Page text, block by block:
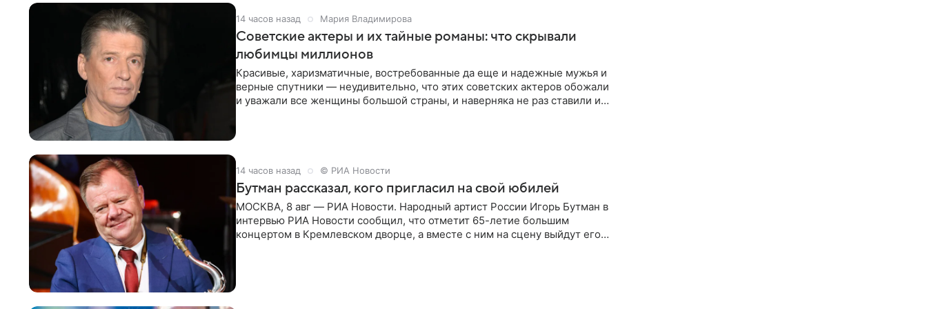
14 часов назад Мария Владимирова
Советские актеры и их тайные романы: что скрывали
любимцы миллионов
Красивые, харизматичные, востребованные да еще и надежные мужья и
верные спутники — неудивительно, что этих советских актеров обожали
и уважали все женщины большой страны, и наверняка не раз ставили их
14 часов назад © РИА Новости
Бутман рассказал, кого пригласил на свой юбилей
МОСКВА, 8 авг — РИА Новости. Народный артист России Игорь Бутман в
интервью РИА Новости сообщил, что отметит 65-летие большим
концертом в Кремлевском дворце, а вместе с ним на сцену выйдут его